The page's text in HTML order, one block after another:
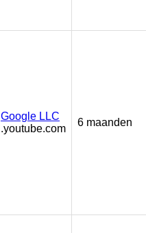
Google LLC
.youtube.com
6 maanden